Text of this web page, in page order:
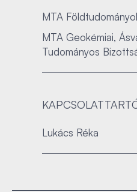
MTA
MTA Geokémiai,
Tudományos
Lukács Réka